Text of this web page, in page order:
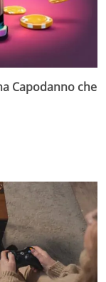
Capodanno che